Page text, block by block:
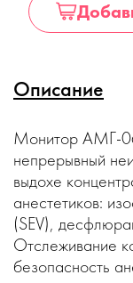
Описание
Монитор АМГ-06
непрерывный
выдохе
анестетиков:
(SEV),
Отслеживание
безопасность